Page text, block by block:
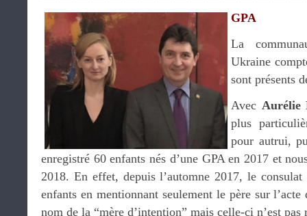
GPA
La
Ukraine
sont présents
Avec Aurélie
plus
pour autrui,
enregistré 60 enfants nés d’une GPA en 2017 et
2018. En effet, depuis l’automne 2017, le consulat
enfants en mentionnant seulement le père sur
nom de la “mère d’intention” mais celle-ci n’est pas